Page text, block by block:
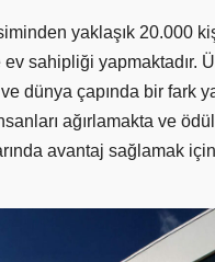
yaklaşık 20.000
sahipliği yapmaktadır.
dünya çapında bir fark
ağırlamakta ve
avantaj sağlamak